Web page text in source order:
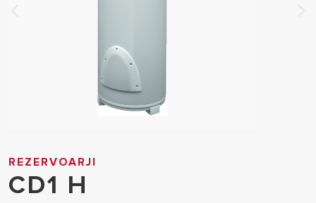
REZERVOARJI
CD1 H